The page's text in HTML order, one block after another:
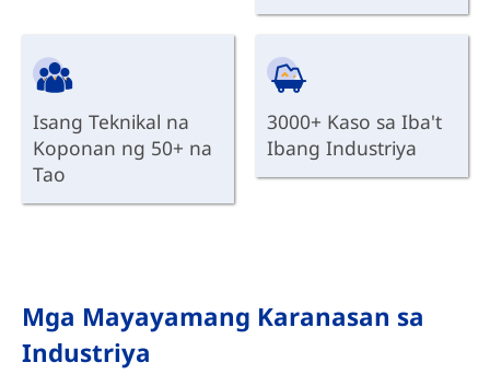
Isang Teknikal na
Koponan ng 50+ na
Tao
3000+ Kaso sa Iba't
Ibang Industriya
Mga Mayayamang Karanasan sa
Industriya